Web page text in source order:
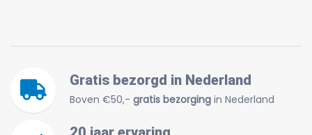
Gratis bezorgd in Nederland
Boven €50,- gratis bezorging in Nederland